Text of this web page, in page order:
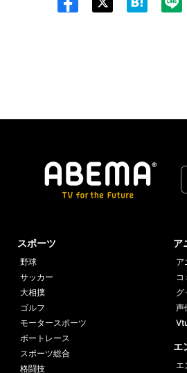
スポーツ
野球
サッカー
大相撲
ゴルフ
モータースポーツ
ボートレース
スポーツ総合
格闘技
ア
ア
コ
グ
声
エ
エ